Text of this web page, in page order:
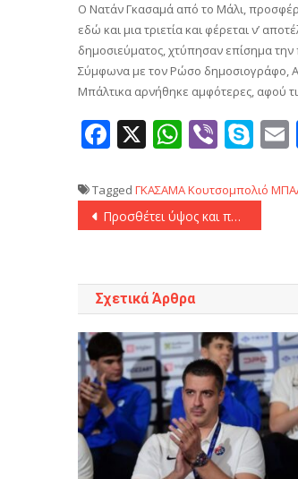
Ο Νατάν Γκασαμά από το Μάλι,
εδώ και μια τριετία και φέρεται ν’
δημοσιεύματος, χτύπησαν επίσημα
Σύμφωνα με τον Ρώσο δημοσιογράφο,
Μπάλτικα αρνήθηκε αμφότερες, αφού
Facebook
X Viber
Tagged ΓΚΑΣΑΜΑΚουτσομπολιό
Πλοήγηση
Προσθέτει ύψος και ποιότητα με Πεντάντε o Oλυμπιακός
Σχετικά Άρθρα